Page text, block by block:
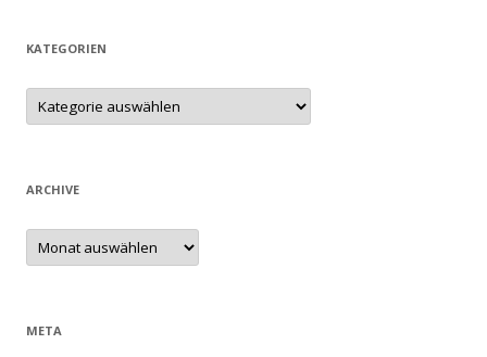
KATEGORIEN
Kategorien
ARCHIVE
Archive
META